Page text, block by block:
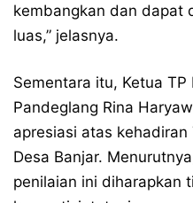
kembangkan dan dapat
luas,” jelasnya.
Sementara itu, Ketua TP
Pandeglang Rina
apresiasi atas kehadiran
Desa Banjar.
penilaian ini diharapkan